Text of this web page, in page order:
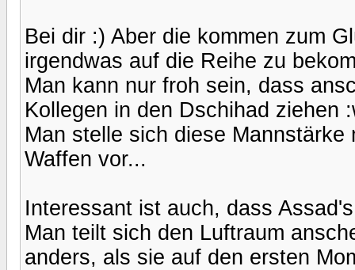
Bei dir :) Aber die kommen zum
irgendwas auf die Reihe zu
Man kann nur froh sein, dass
Kollegen in den Dschihad ziehen
Man stelle sich diese
Waffen vor...
Interessant ist auch, dass
Man teilt sich den Luftraum
anders, als sie auf den ersten